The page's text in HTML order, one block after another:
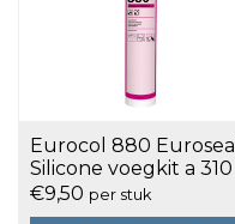
Eurocol 880 Euroseal
Silicone voegkit a 310
ml
€9,50 per stuk